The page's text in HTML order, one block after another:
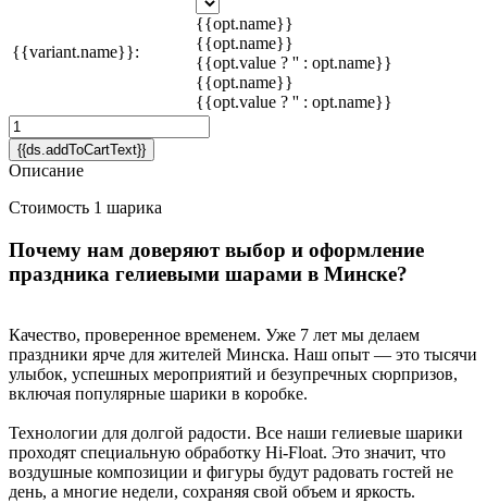
{{variant.name}}:
{{opt.name}}
{{opt.name}}
{{opt.value ? '' : opt.name}}
{{opt.name}}
{{opt.value ? '' : opt.name}}
{{ds.addToCartText}}
Описание
Стоимость 1 шарика
Почему нам доверяют выбор и оформление
праздника гелиевыми шарами в Минске?
Качество, проверенное временем. Уже 7 лет мы делаем
праздники ярче для жителей Минска. Наш опыт — это тысячи
улыбок, успешных мероприятий и безупречных сюрпризов,
включая популярные шарики в коробке.
Технологии для долгой радости. Все наши гелиевые шарики
проходят специальную обработку Hi-Float. Это значит, что
воздушные композиции и фигуры будут радовать гостей не
день, а многие недели, сохраняя свой объем и яркость.